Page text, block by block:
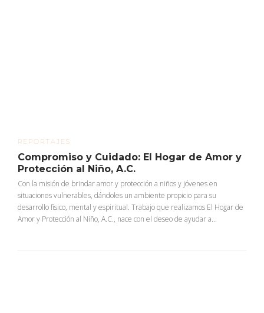
REPORTAJES
Compromiso y Cuidado: El Hogar de Amor y
Protección al Niño, A.C.
Con la misión de brindar amor y protección a niños y jóvenes en
situaciones vulnerables, dándoles un ambiente propicio para su
desarrollo físico, mental y espiritual. Trabajo que realizamos El Hogar de
Amor y Protección al Niño, A.C., nace con el deseo de ayudar a...